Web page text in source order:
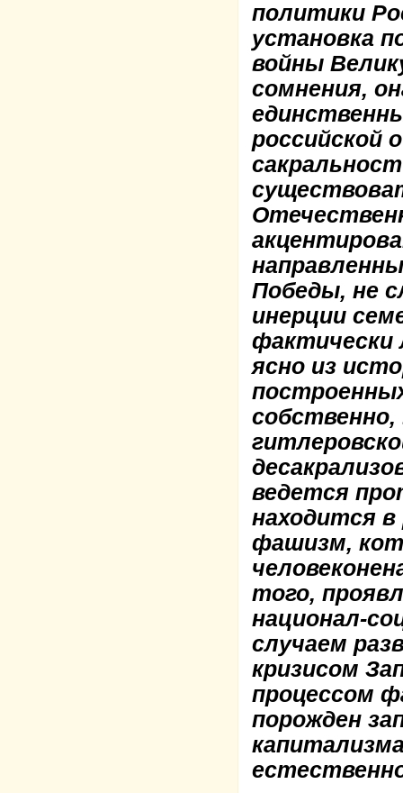
политики
установка
войны
сомнения,
российской
Победы, не
инерции
фактически
ясно из
собственно,
ведется
находится
фашизм,
того,
национал-
случаем
кризисом
процессом
порожден